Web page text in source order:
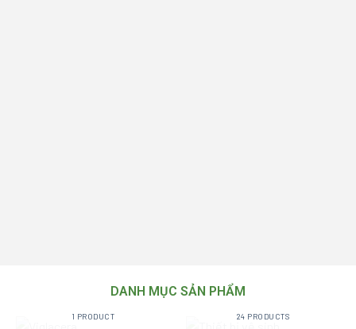
DANH MỤC SẢN PHẨM
1 PRODUCT 24 PRODUCTS